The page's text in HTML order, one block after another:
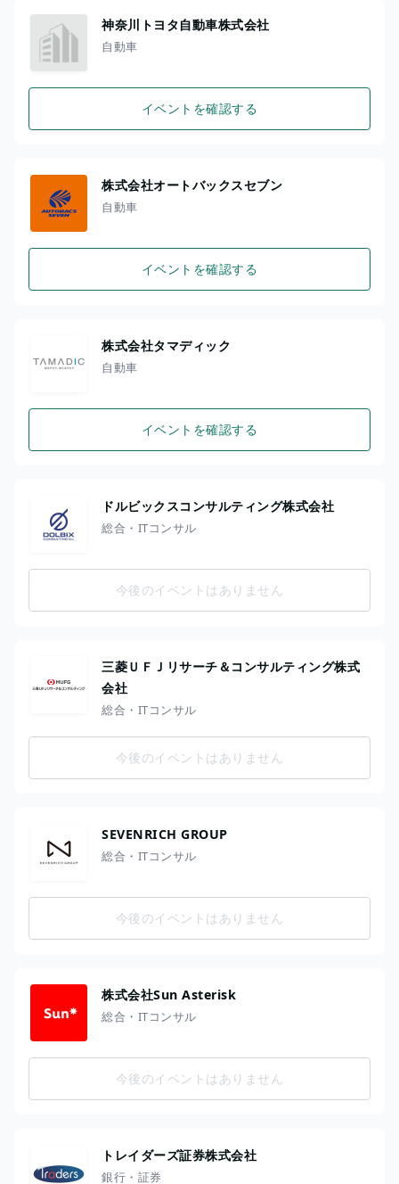
神奈川トヨタ自動車株式会社
自動車
イベントを確認する
株式会社オートバックスセブン
自動車
イベントを確認する
株式会社タマディック
自動車
イベントを確認する
ドルビックスコンサルティング株式会社
総合・ITコンサル
今後のイベントはありません
三菱ＵＦＪリサーチ＆コンサルティング株式
会社
総合・ITコンサル
今後のイベントはありません
SEVENRICH GROUP
総合・ITコンサル
今後のイベントはありません
株式会社Sun Asterisk
総合・ITコンサル
今後のイベントはありません
トレイダーズ証券株式会社
銀行・証券